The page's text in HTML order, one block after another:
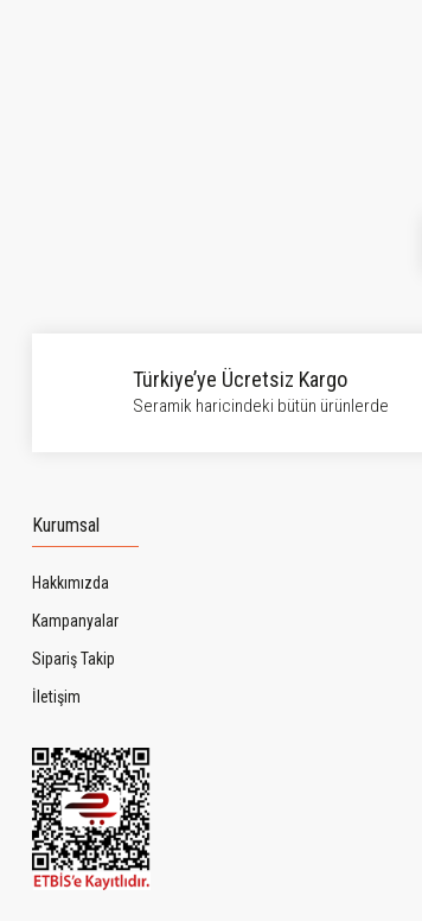
Türkiye’ye Ücretsiz Kargo
Seramik haricindeki bütün ürünlerde
Kurumsal
Hakkımızda
Kampanyalar
Sipariş Takip
İletişim